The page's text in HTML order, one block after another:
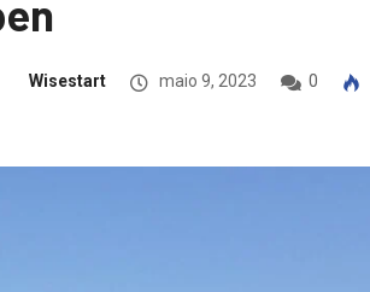
Wisestart maio 9, 2023 0